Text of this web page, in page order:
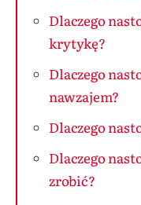
Dlaczego
krytykę?
Dlaczego
nawzajem?
Dlaczego
Dlaczego
zrobić?